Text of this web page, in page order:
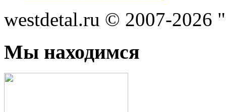
westdetal.ru © 2007-2026
Мы находимся